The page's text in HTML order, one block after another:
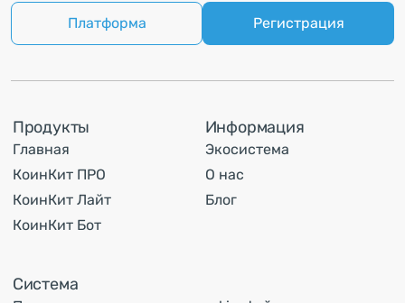
Платформа Регистрация
Продукты
Главная
КоинКит ПРО
КоинКит Лайт
КоинКит Бот
Информация
Экосистема
О нас
Блог
Система